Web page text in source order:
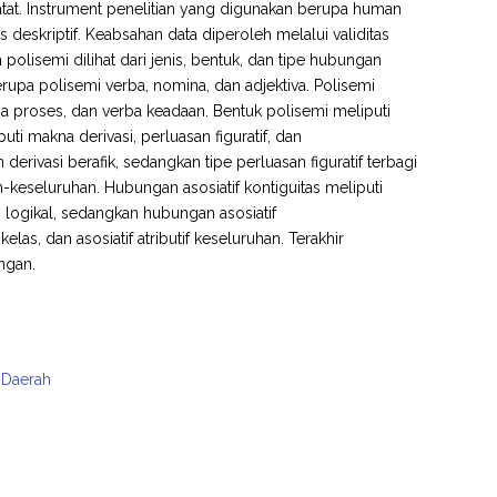
Instrument penelitian yang digunakan berupa human
deskriptif. Keabsahan data diperoleh melalui validitas
polisemi dilihat dari jenis, bentuk, dan tipe hubungan
polisemi verba, nomina, dan adjektiva. Polisemi
proses, dan verba keadaan. Bentuk polisemi meliputi
makna derivasi, perluasan figuratif, dan
berafik, sedangkan tipe perluasan figuratif terbagi
Hubungan asosiatif kontiguitas meliputi
sedangkan hubungan asosiatif
dan asosiatif atributif keseluruhan. Terakhir